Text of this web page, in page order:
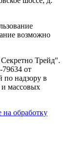
возможно
Трейд".
от
по надзору в
массовых
на обработку